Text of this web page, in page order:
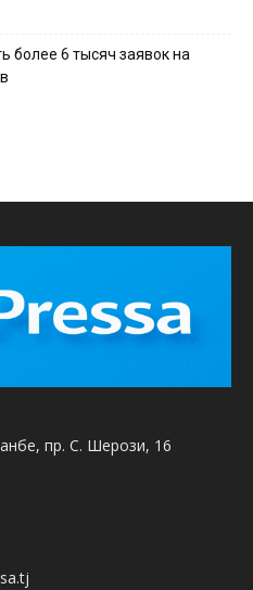
более 6 тысяч заявок на
пр. С. Шерози, 16